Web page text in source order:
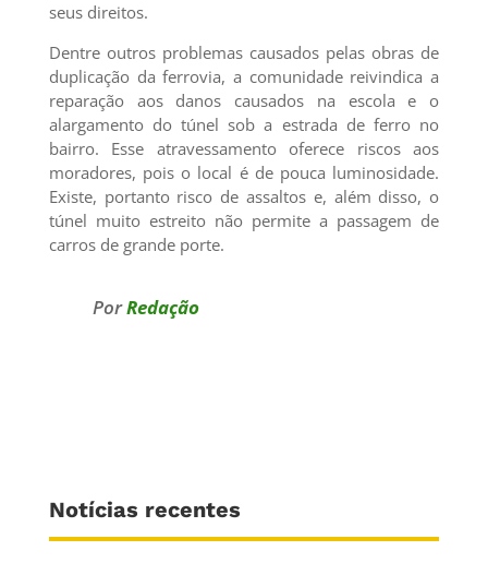
seus direitos.
Dentre outros problemas causados pelas obras de
duplicação da ferrovia, a comunidade reivindica a
reparação aos danos causados na escola e o
alargamento do túnel sob a estrada de ferro no
bairro. Esse atravessamento oferece riscos aos
moradores, pois o local é de pouca luminosidade.
Existe, portanto risco de assaltos e, além disso, o
túnel muito estreito não permite a passagem de
carros de grande porte.
PorRedação
Notícias recentes